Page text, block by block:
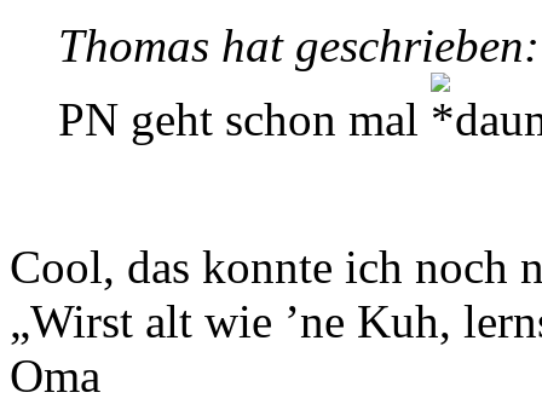
Thomas hat geschrieben:
PN geht schon mal
Cool, das konnte ich noch
„Wirst alt wie ’ne Kuh,
Oma